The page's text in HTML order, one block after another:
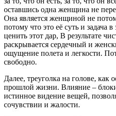
оставшись одна женщина не
Она является женщиной не
потому что это её суть и задача
ценить этот дар, В результате
раскрывается сердечный и
ощущение полета и легкости.
свободно.
Далее, треуголка на голове, как
прошлой жизни. Влияние –
истинное видение вещей,
сочувствии и жалости.